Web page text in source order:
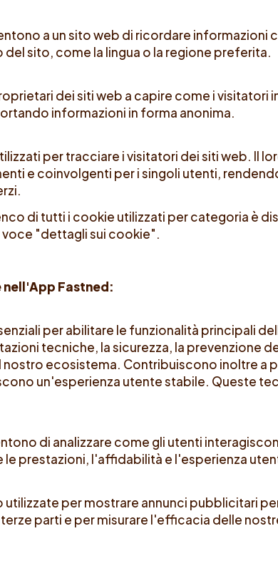
a un sito web di ricordare informazioni
sito, come la lingua o la regione preferita.
dei siti web a capire come i visitatori
informazioni in forma anonima.
per tracciare i visitatori dei siti web. Il
e coinvolgenti per i singoli utenti,
di tutti i cookie utilizzati per categoria è
"dettagli sui cookie".
Fastned:
per abilitare le funzionalità principali
tecniche, la sicurezza, la prevenzione
ecosistema. Contribuiscono inoltre a
un'esperienza utente stabile. Queste
di analizzare come gli utenti
le prestazioni, l'affidabilità e l'esperienza
per mostrare annunci pubblicitari
parti e per misurare l'efficacia delle